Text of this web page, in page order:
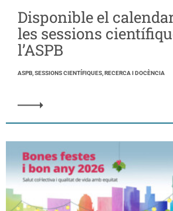
Disponible el
les sessions
l’ASPB
ASPB, SESSIONS CIENTÍFIQUES, RECERCA I DOCÈNCIA